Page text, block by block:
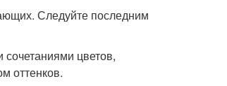
Следуйте последним
цветов,
оттенков.